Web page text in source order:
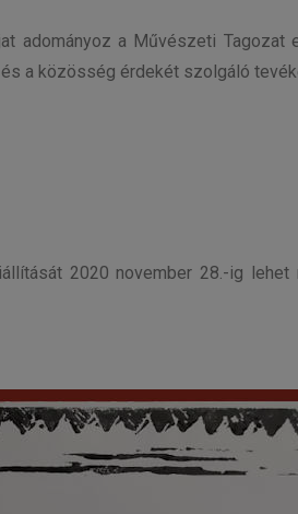
adományoz a Művészeti Tagozat
a közösség érdekét szolgáló
2020 november 28.-ig lehet